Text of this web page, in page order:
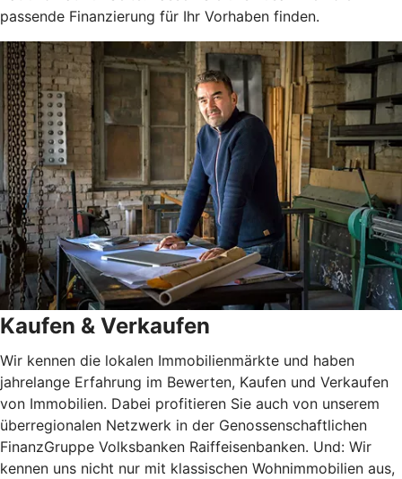
passende Finanzierung für Ihr Vorhaben finden.
Kaufen & Verkaufen
Wir kennen die lokalen Immobilienmärkte und haben
jahrelange Erfahrung im Bewerten, Kaufen und Verkaufen
von Immobilien. Dabei profitieren Sie auch von unserem
überregionalen Netzwerk in der Genossenschaftlichen
FinanzGruppe Volksbanken Raiffeisenbanken. Und: Wir
kennen uns nicht nur mit klassischen Wohnimmobilien aus,